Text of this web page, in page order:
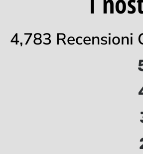
4,783 Recensioni